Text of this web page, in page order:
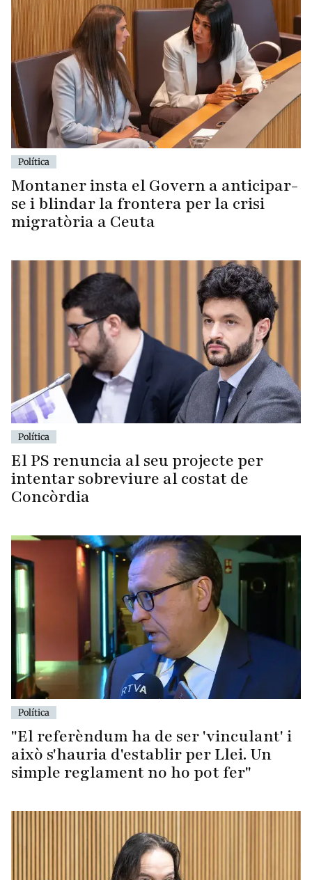
Política
Montaner insta el Govern a anticipar-
se i blindar la frontera per la crisi
migratòria a Ceuta
Política
El PS renuncia al seu projecte per
intentar sobreviure al costat de
Concòrdia
Política
"El referèndum ha de ser 'vinculant' i
això s'hauria d'establir per Llei. Un
simple reglament no ho pot fer"